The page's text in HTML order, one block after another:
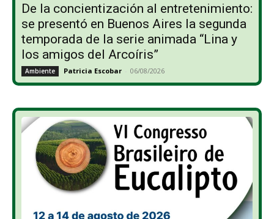
De la concientización al entretenimiento:
se presentó en Buenos Aires la segunda
temporada de la serie animada “Lina y
los amigos del Arcoíris”
Ambiente Patricia Escobar - 06/08/2026